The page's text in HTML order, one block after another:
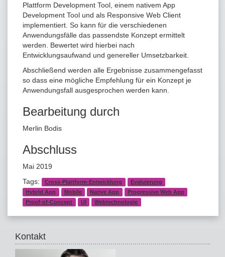
Plattform Development Tool, einem nativem App
Development Tool und als Responsive Web Client
implementiert. So kann für die verschiedenen
Anwendungsfälle das passendste Konzept ermittelt
werden. Bewertet wird hierbei nach
Entwicklungsaufwand und genereller Umsetzbarkeit.
Abschließend werden alle Ergebnisse zusammengefasst
so dass eine mögliche Empfehlung für ein Konzept je
Anwendungsfall ausgesprochen werden kann.
Bearbeitung durch
Merlin Bodis
Abschluss
Mai 2019
Tags:
Cross-Plattform-Entwicklung
Evaluierung
Hybrid App
Mobile Native App
Progressive Web App
Proof-of-Concept
UI Webtechnologie
Kontakt